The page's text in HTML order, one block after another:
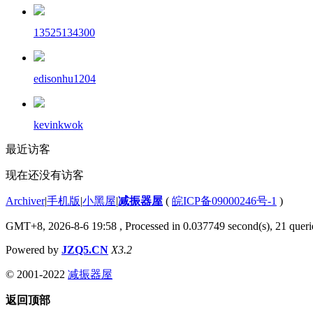
13525134300
edisonhu1204
kevinkwok
最近访客
现在还没有访客
Archiver|手机版|小黑屋|减振器屋 ( 皖ICP备09000246号-1 )
GMT+8, 2026-8-6 19:58 , Processed in 0.037749 second(s), 21
Powered by JZQ5.CN X3.2
© 2001-2022 减振器屋
返回顶部